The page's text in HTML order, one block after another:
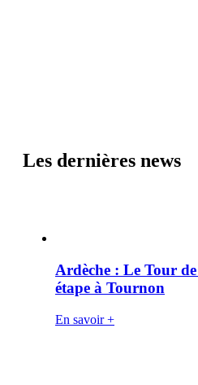
Les dernières news
Ardèche : Le Tour
étape à Tournon
En savoir +